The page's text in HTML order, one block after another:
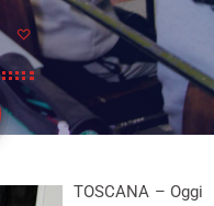
TOSCANA – Oggi